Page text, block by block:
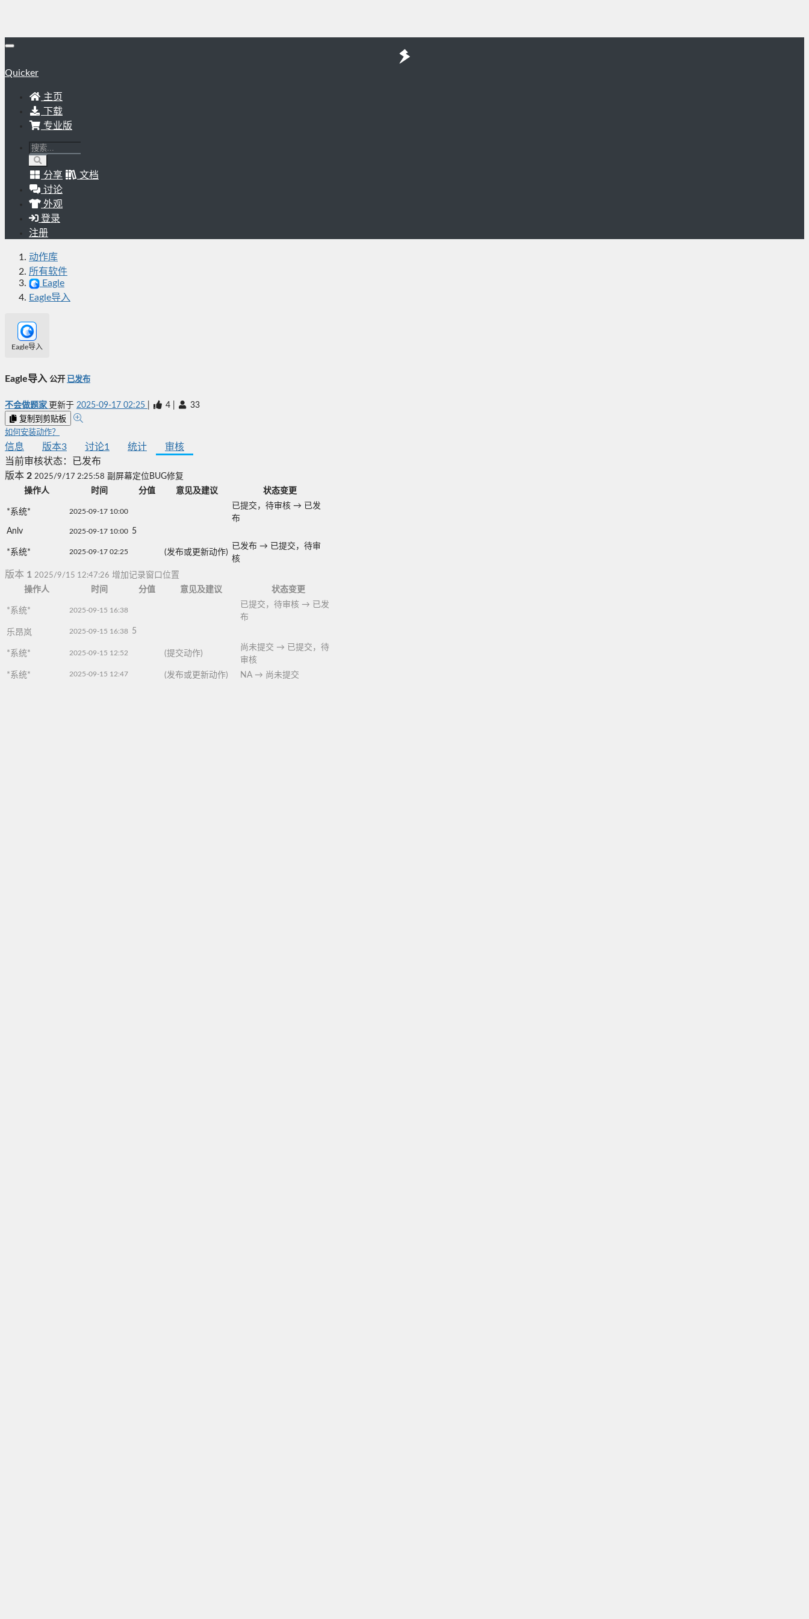
Quicker
主页
下载
专业版
分享
文档
讨论
外观
登录
注册
动作库
所有软件
Eagle
Eagle导入
Eagle导入
Eagle导入 公开 已发布
不会做题家 更新于 2025-09-17 02:25 4 33
复制到剪贴板
如何安装动作？
信息 版本3 讨论1 统计
审核
当前审核状态：
已发布
版本 2 2025/9/17 2:25:58 副屏幕定位BUG修复
操作人
时间 分值 意见及建议 状态变更
*系统* 2025-09-17 10:00
已提交，待审核 → 已发
布
Anlv
2025-09-17 10:00 5
*系统* 2025-09-17 02:25 (发布或更新动作)
已发布 → 已提交，待审
核
版本 1 2025/9/15 12:47:26 增加记录窗口位置
操作人
时间 分值 意见及建议 状态变更
*系统* 2025-09-15 16:38
已提交，待审核 → 已发
布
乐昂岚
2025-09-15 16:38 5
*系统* 2025-09-15 12:52 (提交动作)
尚未提交 → 已提交，待
审核
*系统*
2025-09-15 12:47 (发布或更新动作) NA → 尚未提交